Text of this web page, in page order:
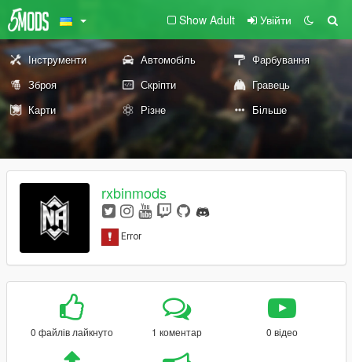
Show Adult Увійти
Інструменти Автомобіль
Фарбування
Зброя
Скріпти
Гравець
Карти
Різне Більше
rxbinmods
0 файлів лайкнуто 1 коментар 0 відео